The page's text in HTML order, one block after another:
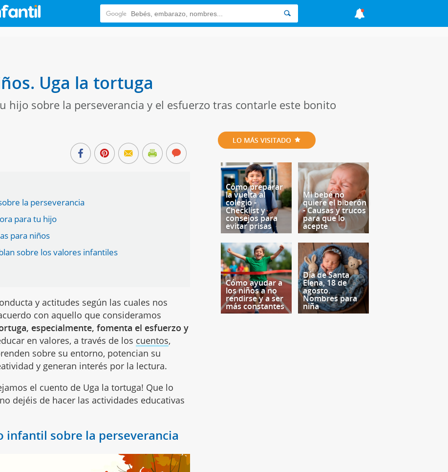
Uga la tortuga
hijo sobre la perseverancia y el esfuerzo tras contarle este bonito
la perseverancia
para tu hijo
para niños
sobre los valores infantiles
y actitudes según las cuales nos
con aquello que consideramos
especialmente, fomenta el esfuerzo y
en valores, a través de los cuentos,
sobre su entorno, potencian su
y generan interés por la lectura.
el cuento de Uga la tortuga! Que lo
dejéis de hacer las actividades educativas
infantil sobre la perseverancia
LO MÁS VISITADO
Cómo preparar
la vuelta al
colegio -
Checklist y
consejos para
evitar prisas
Mi bebé no
quiere el biberón
- Causas y trucos
para que lo
acepte
Cómo ayudar a
los niños a no
rendirse y a ser
más constantes
Día de Santa
Elena, 18 de
agosto.
Nombres para
niña